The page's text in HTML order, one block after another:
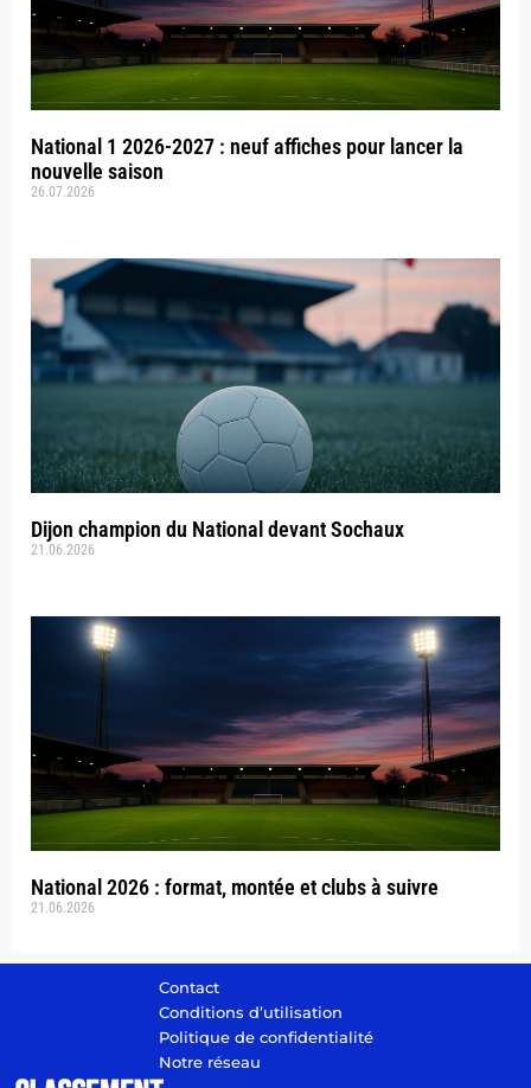
National 1 2026-2027 : neuf affiches pour lancer la
nouvelle saison
26.07.2026
Dijon champion du National devant Sochaux
21.06.2026
National 2026 : format, montée et clubs à suivre
21.06.2026
Contact
Conditions d’utilisation
Politique de confidentialité
Notre réseau